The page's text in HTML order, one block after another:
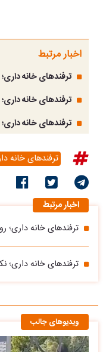
اخبار مرتبط
ترفندهای خانه
ترفندهای خانه
ترفندهای خانه
ترفندهای خانه
اخبار مرتبط
ترفندهای خانه
ترفندهای خانه
ویدیوهای جالب